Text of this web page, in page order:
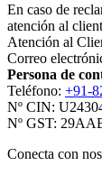
En caso de
atención al
Atención al
Correo
Persona de
Teléfono: +91-
Nº CIN:
Nº GST:
Conecta con